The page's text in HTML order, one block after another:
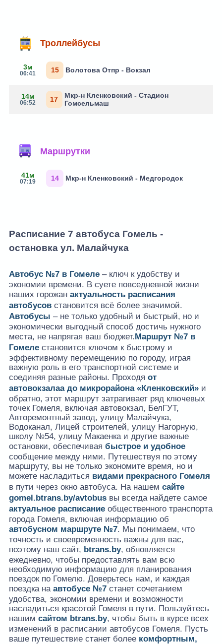
Троллейбусы
3м
06:41 15 Волотова Отпр - Вокзал
14м
06:52 17
Мкр-н Кленковский - Стадион
Гомсельмаш
Маршрутки
41м
07:19 14 Мкр-н Кленковский - Медгородок
Расписание 7 автобуса Гомель -
остановка ул. Малайчука
Автобус №7 в Гомеле – ключ к удобству и
экономии времени. В суете повседневной жизни
наших горожан актуальность расписания
автобусов становится всё более значимой.
Автобусы – не только удобный и быстрый, но и
экономически выгодный способ достичь нужного
места, не напрягая ваш бюджет.Маршрут №7 в
Гомеле становится ключом к быстрому и
эффективному перемещению по городу, играя
важную роль в его транспортной системе и
соединяя разные районы. Проходя от
автовокзалаа до микрорайона «Кленковский» и
обратно, этот маршрут затрагивает ряд ключевых
точек Гомеля, включая автовокзал, БелГУТ,
Авторемонтный завод, улицу Малайчука,
Водоканал, Лицей строителей, улицу Нагорную,
школу №54, улицу Макаенка и другие важные
остановки, обеспечивая быстрое и удобное
сообщение между ними. Путешествуя по этому
маршруту, вы не только экономите время, но и
можете насладиться видами прекрасного Гомеля
в пути через окно автобуса. На нашем сайте
gomel.btrans.by/avtobus вы всегда найдете самое
актуальное расписание общественного транспорта
города Гомеля, включая информацию об
автобусном маршруте №7. Мы понимаем, что
точность и своевременность важны для вас,
поэтому наш сайт, btrans.by, обновляется
ежедневно, чтобы предоставлять вам всю
необходимую информацию для планирования
поездок по Гомелю. Доверьтесь нам, и каждая
поездка на автобусе №7 станет сочетанием
удобства, экономии времени и возможности
насладиться красотой Гомеля в пути. Пользуйтесь
нашим сайтом btrans.by, чтобы быть в курсе всех
изменений в расписании автобусов Гомеля. Пусть
ваше путешествие станет более комфортным,